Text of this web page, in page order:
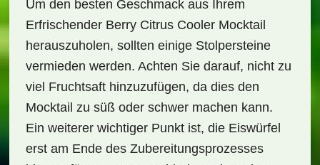
Um den besten Geschmack aus Ihrem
Erfrischender Berry Citrus Cooler Mocktail
herauszuholen, sollten einige Stolpersteine
vermieden werden. Achten Sie darauf, nicht zu
viel Fruchtsaft hinzuzufügen, da dies den
Mocktail zu süß oder schwer machen kann.
Ein weiterer wichtiger Punkt ist, die Eiswürfel
erst am Ende des Zubereitungsprozesses